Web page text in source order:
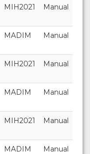
MIH2021 Manual
MADIM Manual
MIH2021 Manual
MADIM Manual
MIH2021 Manual
MADIM Manual